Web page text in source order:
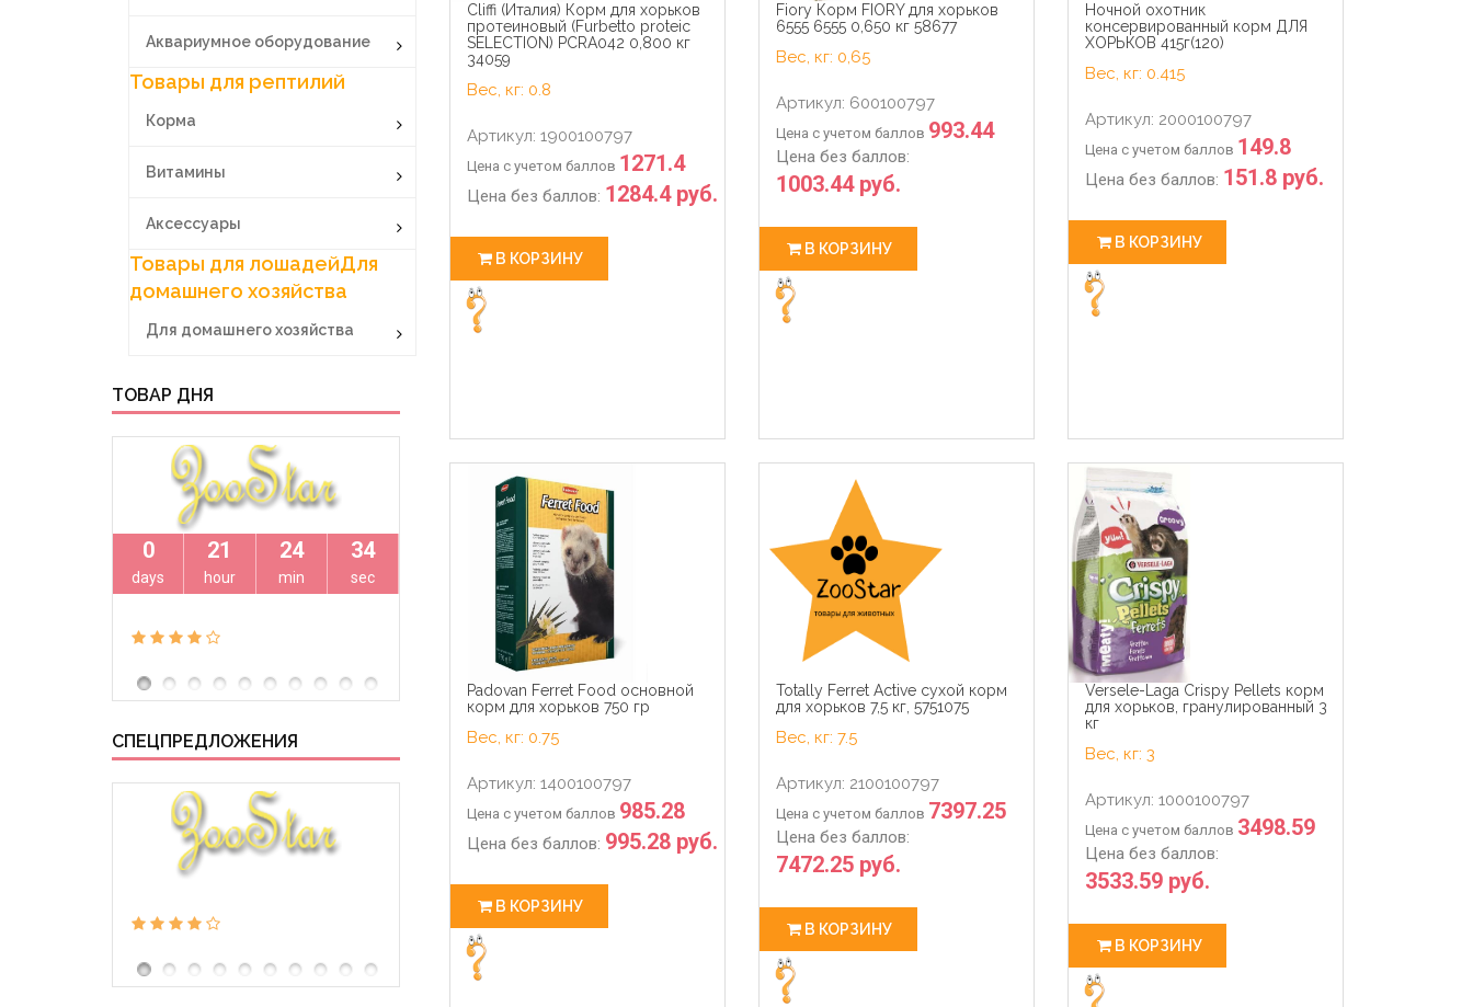
Аквариумное оборудование
Товары для рептилий
Корма
Витамины
Аксессуары
Товары для лошадейДля
домашнего хозяйства
Для домашнего хозяйства
ТОВАР ДНЯ
0
days
21
hour
24
min
33
sec
21
hour
24
min
0
days
21
hour
24
min
0
days
21
hour
СПЕЦПРЕДЛОЖЕНИЯ
Cliffi (Италия) Корм для хорьков
протеиновый (Furbetto proteic
SELECTION) PCRA042 0,800 кг
34059
Вес, кг: 0.8
Артикул: 1900100797
Цена с учетом баллов 1271.4
Цена без баллов: 1284.4 руб.
В КОРЗИНУ
Fiory Корм FIORY для хорьков
6555 6555 0,650 кг 58677
Вес, кг: 0,65
Артикул: 600100797
Цена с учетом баллов 993.44
Цена без баллов:
1003.44 руб.
В КОРЗИНУ
Hочной охотник
консервированный корм ДЛЯ
ХОРЬКОВ 415г(120)
Вес, кг: 0.415
Артикул: 2000100797
Цена с учетом баллов 149.8
Цена без баллов: 151.8 руб.
В КОРЗИНУ
Padovan Ferret Food основной
корм для хорьков 750 гр
Вес, кг: 0.75
Артикул: 1400100797
Цена с учетом баллов 985.28
Цена без баллов: 995.28 руб.
В КОРЗИНУ
Totally Ferret Active сухой корм
для хорьков 7,5 кг, 5751075
Вес, кг: 7.5
Артикул: 2100100797
Цена с учетом баллов 7397.25
Цена без баллов:
7472.25 руб.
В КОРЗИНУ
Versele-Laga Crispy Pellets корм
для хорьков, гранулированный 3
кг
Вес, кг: 3
Артикул: 1000100797
Цена с учетом баллов 3498.59
Цена без баллов:
3533.59 руб.
В КОРЗИНУ